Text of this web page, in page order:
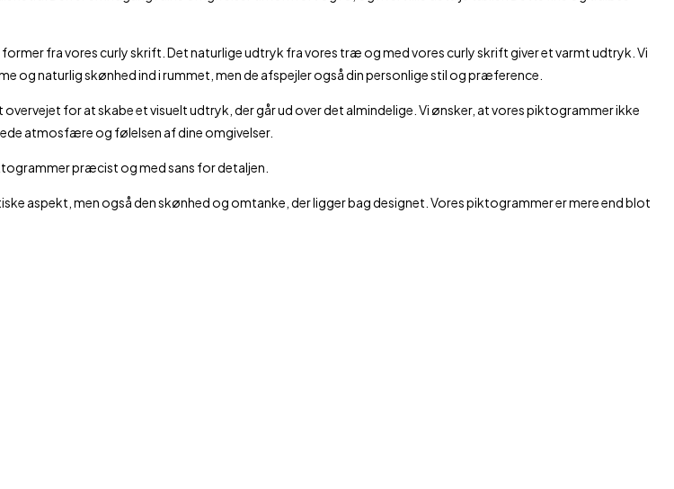
fra vores curly skrift. Det naturlige udtryk fra vores træ og med vores curly skrift giver et varmt udtryk. Vi
naturlig skønhed ind i rummet, men de afspejler også din personlige stil og præference.
for at skabe et visuelt udtryk, der går ud over det almindelige. Vi ønsker, at vores piktogrammer ikke
atmosfære og følelsen af dine omgivelser.
præcist og med sans for detaljen.
aspekt, men også den skønhed og omtanke, der ligger bag designet. Vores piktogrammer er mere end blot